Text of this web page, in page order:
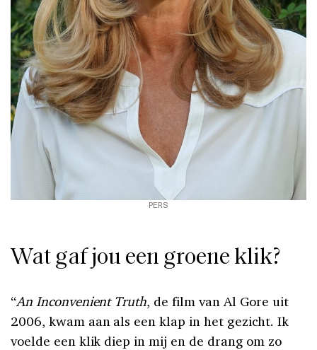
PERS
Wat gaf jou een groene klik?
“An Inconvenient Truth, de film van Al Gore uit
2006, kwam aan als een klap in het gezicht. Ik
voelde een klik diep in mij en de drang om zo